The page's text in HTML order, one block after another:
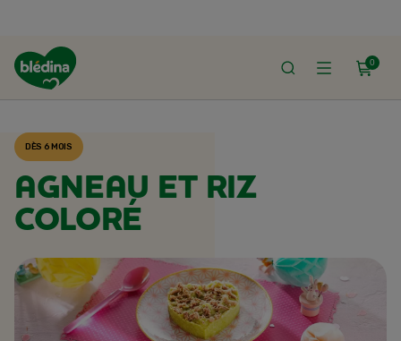
0
ACCUEIL
DÈS 6 MOIS
AGNEAU ET RIZ
COLORÉ